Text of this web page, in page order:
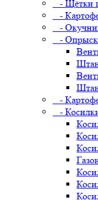
- Щётки
-
-
-
-
-